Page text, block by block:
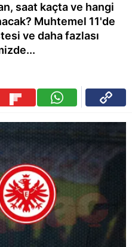
saat kaçta ve hangi
Muhtemel 11'de
ve daha fazlası